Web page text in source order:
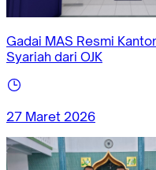
Gadai MAS Resmi
Syariah dari OJK
27 Maret 2026